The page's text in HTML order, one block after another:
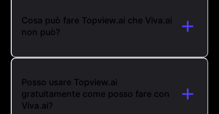
Cosa può fare Topview.ai che Viva.ai
non può?
Posso usare Topview.ai
gratuitamente come posso fare con
Viva.ai?